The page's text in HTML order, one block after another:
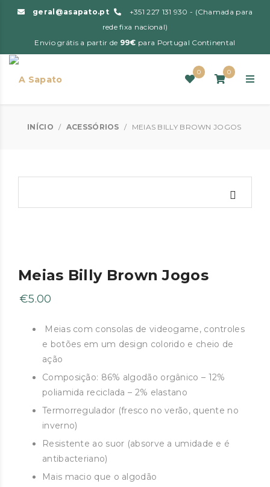
geral@asapato.pt
+351 227 131 930 - (Chamada para
rede fixa nacional)
Envio grátis a partir de 99€ para Portugal Continental
0 0
INÍCIO / ACESSÓRIOS / MEIAS BILLY BROWN JOGOS
Meias Billy Brown Jogos
€5.00
Meias com consolas de videogame, controles
e botões em um design colorido e cheio de
ação
Composição: 86% algodão orgânico – 12%
poliamida reciclada – 2% elastano
Termorregulador (fresco no verão, quente no
inverno)
Resistente ao suor (absorve a umidade e é
antibacteriano)
Mais macio que o algodão